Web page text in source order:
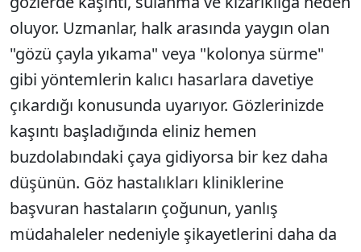
oluyor. Uzmanlar, halk arasında yaygın olan
"gözü çayla yıkama" veya "kolonya sürme"
gibi yöntemlerin kalıcı hasarlara davetiye
çıkardığı konusunda uyarıyor. Gözlerinizde
kaşıntı başladığında eliniz hemen
buzdolabındaki çaya gidiyorsa bir kez daha
düşünün. Göz hastalıkları kliniklerine
başvuran hastaların çoğunun, yanlış
müdahaleler nedeniyle şikayetlerini daha da